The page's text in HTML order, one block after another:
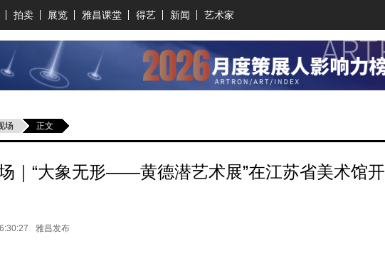
拍卖 展览 雅昌课堂 得艺 新闻 艺术家
场 正文
｜“大象无形——黄德潜艺术展”在江苏省美术馆开
雅昌发布